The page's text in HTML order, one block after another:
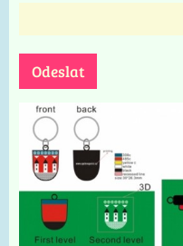
Odeslat